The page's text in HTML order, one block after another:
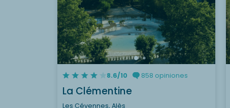
8.6/10 858 opiniones
La Clémentine
Les Cévennes, Alès